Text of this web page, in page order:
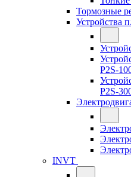
Тормозные
Устройства
P2S-
P2S-
INVT